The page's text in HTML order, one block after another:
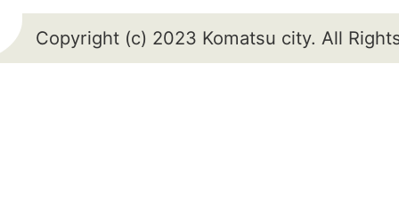
Copyright (c) 2023 Komatsu city. All